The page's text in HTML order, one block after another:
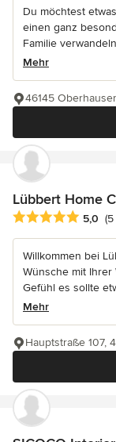
Du möchtest
einen ganz
Familie
Mehr
46145
Lübbert Home
Durchschnittliche
5,0
Willkommen bei
Wünsche mit Ihrer
Gefühl es sollte
Mehr
Hauptstraße 107,